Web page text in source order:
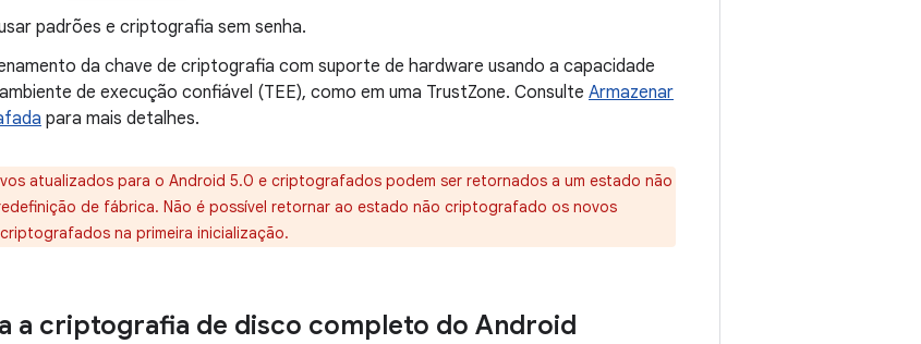
padrões e criptografia sem senha.
da chave de criptografia com suporte de hardware usando a capacidade
de execução confiável (TEE), como em uma TrustZone. Consulte Armazenar
para mais detalhes.
atualizados para o Android 5.0 e criptografados podem ser retornados a um estado não
de fábrica. Não é possível retornar ao estado não criptografado os novos
na primeira inicialização.
a criptografia de disco completo do Android